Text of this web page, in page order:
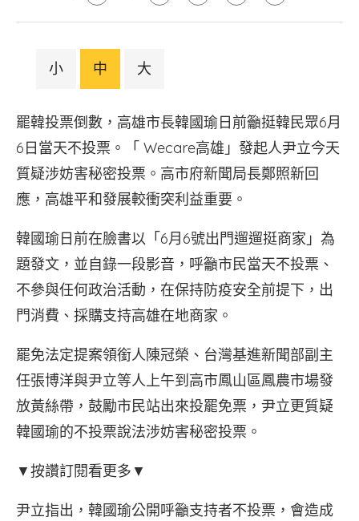
小 中 大
罷韓投票倒數，高雄市長韓國瑜日前籲挺韓民眾6月
6日當天不投票。「 Wecare高雄」發起人尹立今天
質疑涉妨害秘密投票。高市府新聞局長鄭照新回
應，高雄平和發展較衝突利益重要。
韓國瑜日前在臉書以「6月6號出門遛遛挺商家」為
題發文，並自錄一段影音，呼籲市民當天不投票、
不參與任何政治活動，在保持防疫安全前提下，出
門消費、採購支持高雄在地商家。
罷免法定提案領銜人陳冠榮、台灣基進新聞部副主
任張博洋與尹立等人上午到高市鳳山區鳳農市場發
放黃絲帶，鼓勵市民站出來投罷免票，尹立更質疑
韓國瑜的不投票說法涉妨害秘密投票。
▼按讚訂閱看更多▼
尹立指出，韓國瑜公開呼籲支持者不投票，會造成